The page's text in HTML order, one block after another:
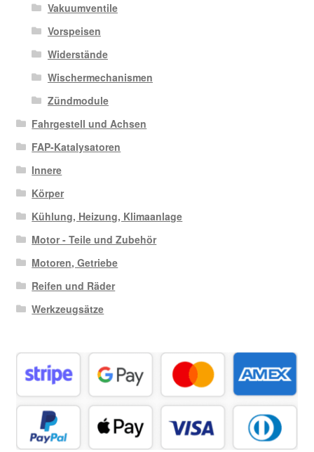
Vakuumventile
Vorspeisen
Widerstände
Wischermechanismen
Zündmodule
Fahrgestell und Achsen
FAP-Katalysatoren
Innere
Körper
Kühlung, Heizung, Klimaanlage
Motor - Teile und Zubehör
Motoren, Getriebe
Reifen und Räder
Werkzeugsätze